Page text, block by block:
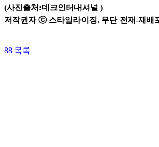
(사진출처:데크인터내셔널 )
저작권자 ⓒ 스타일라이징. 무단 전재-재배
88 목록